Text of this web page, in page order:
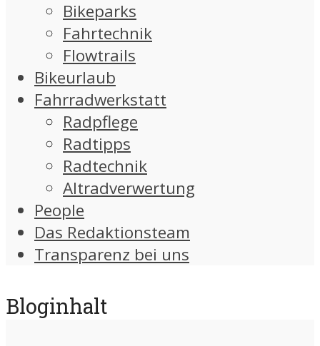
Bikeparks
Fahrtechnik
Flowtrails
Bikeurlaub
Fahrradwerkstatt
Radpflege
Radtipps
Radtechnik
Altradverwertung
People
Das Redaktionsteam
Transparenz bei uns
Bloginhalt